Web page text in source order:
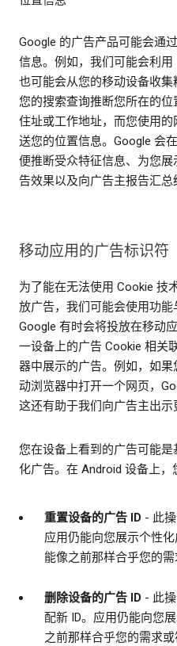
Google 的广告产品可能会通
信息。例如，我们可能会利用
也可能会从您的移动设备收
您的搜索查询推断您所在的
住址或工作地址，而您使用
送您的位置信息。Google 会
便推断受众特征信息、为您
告效果以及向广告主报告汇总
移动应用的广告标识符
为了能在无法使用 Cookie 技
放广告，我们可能会使用功能
Google 有时会将投放在移动
一设备上的广告 Cookie 相关
器中展示的广告。例如，如
动浏览器中打开一个网页，
这还有助于我们向广告主出示
您在设备上看到的广告可能
化广告。在 Android 设备上，
重置设备的广告 ID - 此
应用仍能向您展示个性
能像之前那样合乎您的需
删除设备的广告 ID - 此
配新 ID。应用仍能向您
之前那样合乎您的需求